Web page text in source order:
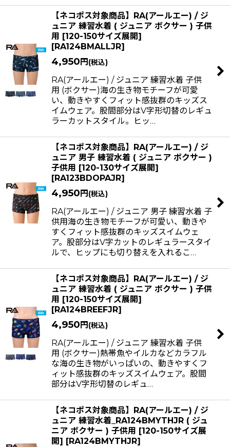
【ネコポス対象商品】RA(アールエー) / ジ
ュニア 練習水着 ( ジュニア ボクサー ) 子供
用 [120-150サイズ展開]
[RA124BMALLJR]
4,950 円 (税込)
RA(アールエー) / ジュニア 練習水着 子供
用 (ボクサー)海の生き物モチーフが可愛
い、動きやすくフィット感抜群のキッズス
イムウェア。股間部分はV字形切替のレギュ
ラーカットスタイル。ヒッ…
【ネコポス対象商品】RA(アールエー) / ジ
ュニア 男子 練習水着 ( ジュニア ボクサー )
子供用 [120-130サイズ展開]
[RA123BDOPAJR]
4,950 円 (税込)
RA(アールエー) / ジュニア 男子 練習水着 子
供用海の生き物モチーフが可愛い、動きや
すくフィット感抜群のキッズスイムウェ
ア。股部分はV字カットのレギュラースタイ
ルで、ヒップにも切り替えを入れるこ…
【ネコポス対象商品】RA(アールエー) / ジ
ュニア 練習水着 ( ジュニア ボクサー ) 子供
用 [120-150サイズ展開]
[RA124BREEFJR]
4,950 円 (税込)
RA(アールエー) / ジュニア 練習水着 子供
用 (ボクサー)熱帯魚やイルカなどカラフル
な海の生き物がいっぱいの、動きやすくフ
ィット感抜群のキッズスイムウェア。股間
部分はV字形切替のレギュ…
【ネコポス対象商品】RA(アールエー) / ジ
ュニア 練習水着_RA124BMYTHJR ( ジュ
ニア ボクサー ) 子供用 [120-150サイズ展
開]
[RA124BMYTHJR]